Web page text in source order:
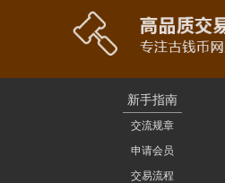
新手指南
交流规章
申请会员
交易流程